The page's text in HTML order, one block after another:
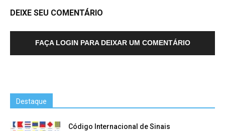
DEIXE SEU COMENTÁRIO
FAÇA LOGIN PARA DEIXAR UM COMENTÁRIO
Destaque
Código Internacional de Sinais